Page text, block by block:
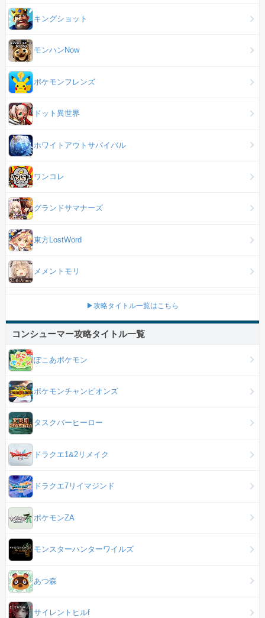
キングショット
モンハンNow
ポケモンフレンズ
ドット異世界
ホワイトアウトサバイバル
ワンコレ
グランドサマナーズ
東方LostWord
メメントモリ
▶攻略タイトル一覧はこちら
コンシューマー攻略タイトル一覧
ぽこあポケモン
ポケモンチャンピオンズ
タスクバーヒーロー
ドラクエ1&2リメイク
ドラクエ7リイマジンド
ポケモンZA
モンスターハンターワイルズ
あつ森
サイレントヒルf